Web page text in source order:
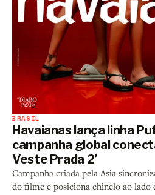
BRASIL
Havaianas lança linha
campanha global
Veste Prada 2’
Campanha criada pela Asia
do filme e posiciona chinelo ao lado